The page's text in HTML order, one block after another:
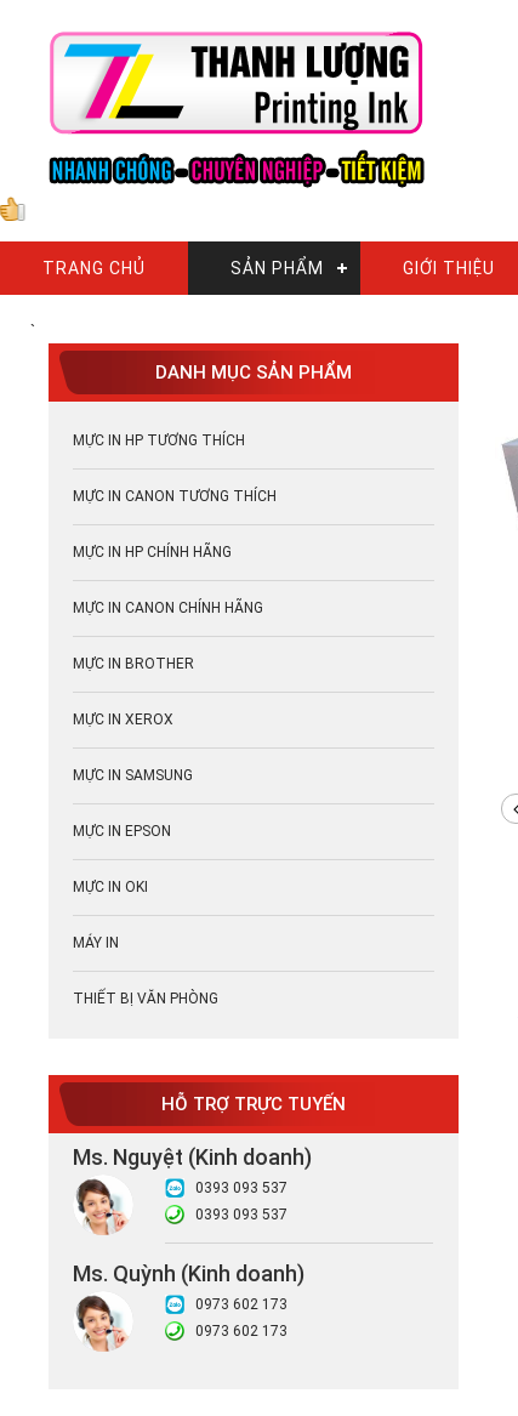
TRANG CHỦ SẢN PHẨM GIỚI THIỆU
`
DANH MỤC SẢN PHẨM
MỰC IN HP TƯƠNG THÍCH
MỰC IN CANON TƯƠNG THÍCH
MỰC IN HP CHÍNH HÃNG
MỰC IN CANON CHÍNH HÃNG
MỰC IN BROTHER
MỰC IN XEROX
MỰC IN SAMSUNG
MỰC IN EPSON
MỰC IN OKI
MÁY IN
THIẾT BỊ VĂN PHÒNG
HỖ TRỢ TRỰC TUYẾN
Ms. Nguyệt (Kinh doanh)
0393 093 537
0393 093 537
Ms. Quỳnh (Kinh doanh)
0973 602 173
0973 602 173